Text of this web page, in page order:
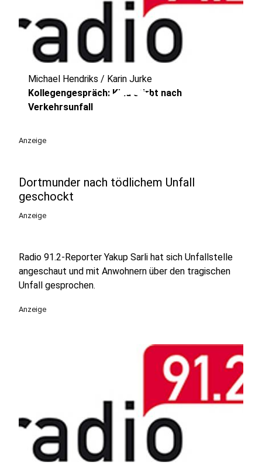
play_circle
Michael Hendriks / Karin Jurke
Kollegengespräch: Kind stirbt nach
Verkehrsunfall
Anzeige
Dortmunder nach tödlichem Unfall
geschockt
Anzeige
Radio 91.2-Reporter Yakup Sarli hat sich Unfallstelle
angeschaut und mit Anwohnern über den tragischen
Unfall gesprochen.
Anzeige